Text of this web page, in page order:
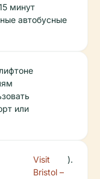
минут
автобусные
или
Visit
Bristol –
).